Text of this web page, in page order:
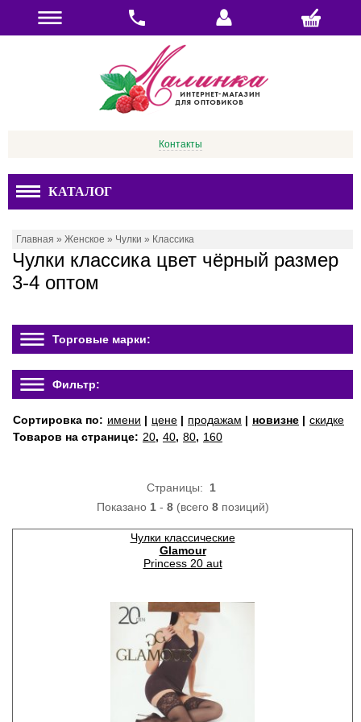
Контакты
КАТАЛОГ
Главная » Женское » Чулки » Классика
Чулки классика цвет чёрный размер
3-4 оптом
Торговые марки:
Фильтр:
Сортировка по: имени | цене | продажам | новизне | скидке
Товаров на странице: 20, 40, 80, 160
Страницы: 1
Показано 1- 8(всего 8позиций)
Чулки классические
Glamour
Princess 20 aut